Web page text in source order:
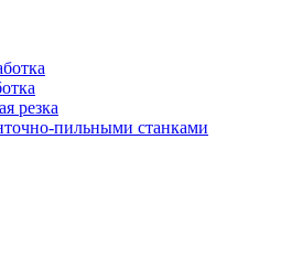
резка
пильными станками